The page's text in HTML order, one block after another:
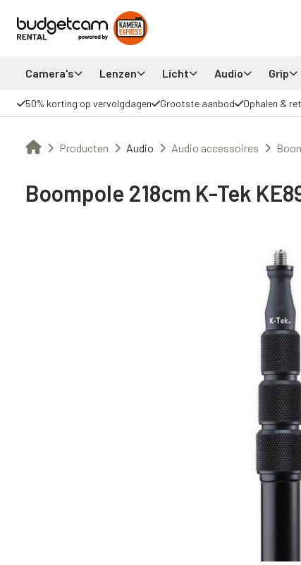
Camera's Lenzen Licht Audio Grip
50% korting op vervolgdagen Grootste aanbod Ophalen &
Producten Audio Audio accessoires
Boompole 218cm K-Tek